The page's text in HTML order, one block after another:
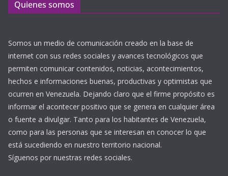
Quienes somos
Somos un medio de comunicación creado en la base de
internet con sus redes sociales y avances tecnológicos que
permiten comunicar contenidos, noticias, acontecimientos,
hechos e informaciones buenas, productivas y optimistas que
ocurren en Venezuela. Dejando claro que el firme propósito es
informar el acontecer positivo que se genera en cualquier área
o fuente a divulgar. Tanto para los habitantes de Venezuela,
como para las personas que se interesan en conocer lo que
está sucediendo en nuestro territorio nacional.
Síguenos por nuestras redes sociales.